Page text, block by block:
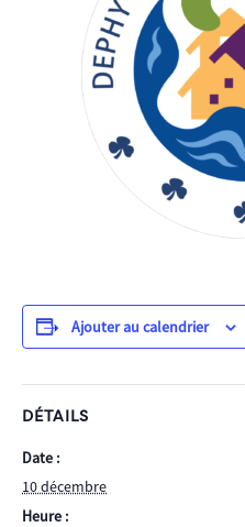
Ajouter au calendrier
DÉTAILS
Date :
10 décembre
Heure :